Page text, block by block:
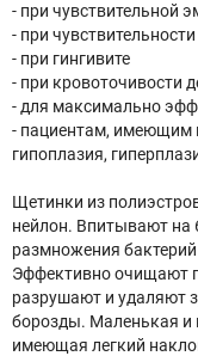
- при чувствительной
- при чувствительности
- при гингивите
- при кровоточивости
- для максимально
- пациентам, имеющим
гипоплазия,
Щетинки из
нейлон. Впитывают на
размножения
Эффективно очищают
разрушают и удаляют
борозды. Маленькая и
имеющая легкий